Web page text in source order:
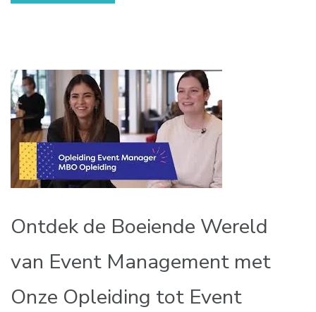
Ontdek de Boeiende Wereld
van Event Management met
Onze Opleiding tot Event